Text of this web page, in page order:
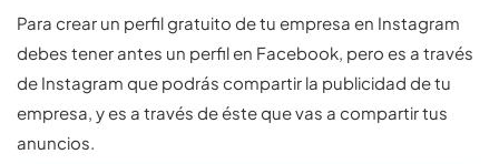
Para crear un perfil gratuito de tu empresa en Instagram
debes tener antes un perfil en Facebook, pero es a través
de Instagram que podrás compartir la publicidad de tu
empresa, y es a través de éste que vas a compartir tus
anuncios.